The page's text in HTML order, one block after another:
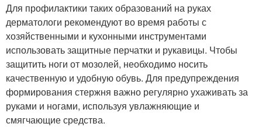
Для профилактики таких образований на руках
дерматологи рекомендуют во время работы с
хозяйственными и кухонными инструментами
использовать защитные перчатки и рукавицы. Чтобы
защитить ноги от мозолей, необходимо носить
качественную и удобную обувь. Для предупреждения
формирования стержня важно регулярно ухаживать за
руками и ногами, используя увлажняющие и
смягчающие средства.